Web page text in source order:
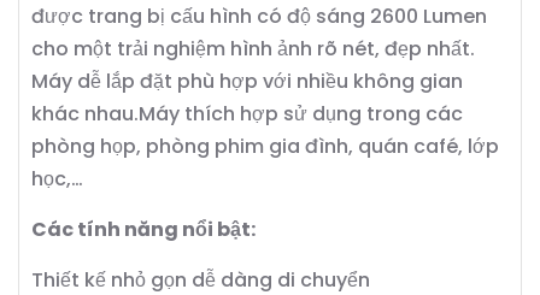
được trang bị cấu hình có độ sáng 2600 Lumen
cho một trải nghiệm hình ảnh rõ nét, đẹp nhất.
Máy dễ lắp đặt phù hợp với nhiều không gian
khác nhau.Máy thích hợp sử dụng trong các
phòng họp, phòng phim gia đình, quán café, lớp
học,…
Các tính năng nổi bật:
Thiết kế nhỏ gọn dễ dàng di chuyển